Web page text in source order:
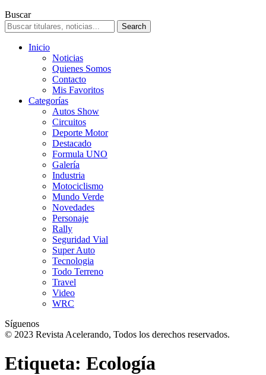
Buscar
Inicio
Noticias
Quienes Somos
Contacto
Mis Favoritos
Categorías
Autos Show
Circuitos
Deporte Motor
Destacado
Formula UNO
Galería
Industria
Motociclismo
Mundo Verde
Novedades
Personaje
Rally
Seguridad Vial
Super Auto
Tecnologia
Todo Terreno
Travel
Video
WRC
Síguenos
© 2023 Revista Acelerando, Todos los derechos reservados.
Etiqueta: Ecología